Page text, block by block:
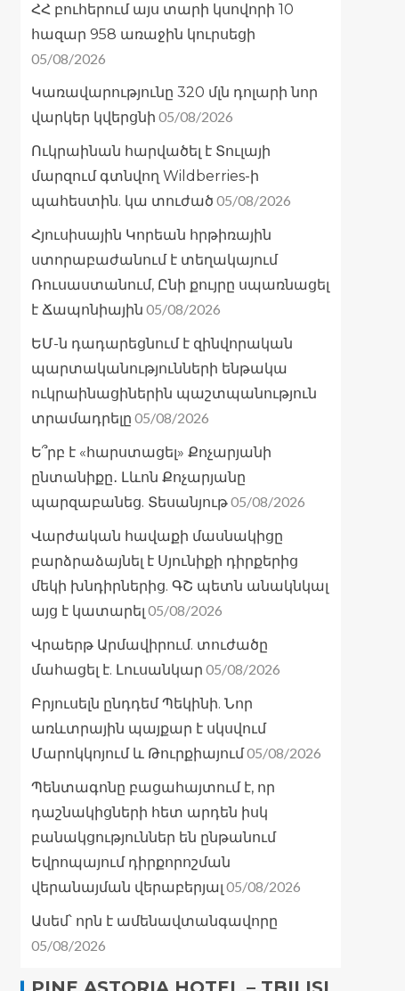
ՀՀ բուհերում այս տարի կսովորի 10
հազար 958 առաջին կուրսեցի
05/08/2026
Կառավարությունը 320 մլն դոլարի նոր
վարկեր կվերցնի 05/08/2026
Ուկրաինան հարվածել է Տուլայի
մարզում գտնվող Wildberries-ի
պահեստին. կա տուժած 05/08/2026
Հյուսիսային Կորեան հրթիռային
ստորաբաժանում է տեղակայում
Ռուսաստանում, Ընի քույրը սպառնացել
է Ճապոնիային 05/08/2026
ԵՄ-ն դադարեցնում է զինվորական
պարտականությունների ենթակա
ուկրաինացիներին պաշտպանություն
տրամադրելը 05/08/2026
Ե՞րբ է «հարստացել» Քոչարյանի
ընտանիքը․ Լևոն Քոչարյանը
պարզաբանեց. Տեսանյութ05/08/2026
Վարժական հավաքի մասնակիցը
բարձրաձայնել է Սյունիքի դիրքերից
մեկի խնդիրներից. ԳՇ պետն անակնկալ
այց է կատարել 05/08/2026
Վրաերթ Արմավիրում. տուժածը
մահացել է. Լուսանկար 05/08/2026
Բրյուսելն ընդդեմ Պեկինի. Նոր
առևտրային պայքար է սկսվում
Մարոկկոյում և Թուրքիայում05/08/2026
Պենտագոնը բացահայտում է, որ
դաշնակիցների հետ արդեն իսկ
բանակցություններ են ընթանում
Եվրոպայում դիրքորոշման
վերանայման վերաբերյալ 05/08/2026
Ասեմ՝ որն է ամենավտանգավորը
05/08/2026